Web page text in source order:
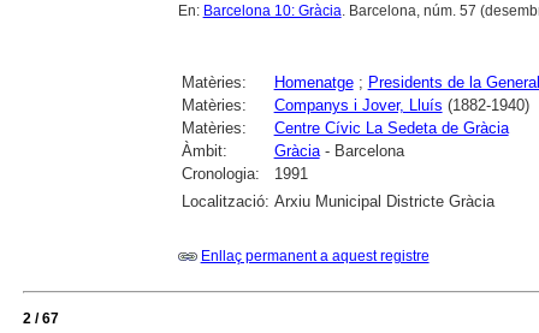
En: Barcelona 10: Gràcia. Barcelona, núm. 57
Matèries: Homenatge; Presidents de la
Matèries:
Companys i Jover, Lluís (1882-1940)
Matèries:
Centre Cívic La Sedeta de Gràcia
Àmbit:
Gràcia- Barcelona
Cronologia:
1991
Localització: Arxiu Municipal Districte Gràcia
Enllaç permanent a aquest registre
2 / 67